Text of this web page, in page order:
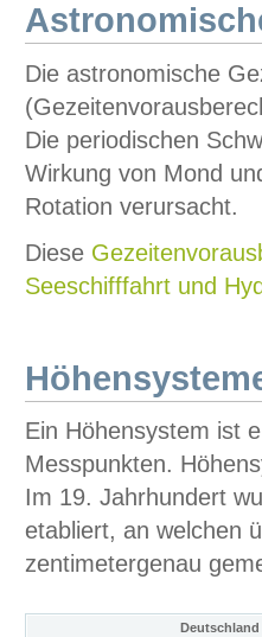
Die astronomische
Die periodischen
Wirkung von Mond
Rotation verursacht.
Diese
Seeschifffahrt und
Ein Höhensystem ist
Messpunkten.
Im 19. Jahrhundert
etabliert, an welchen
zentimetergenau